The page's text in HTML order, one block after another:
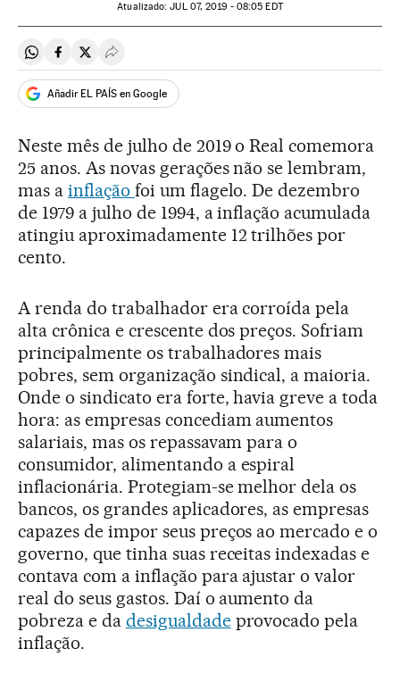
atualizado: JUL07, 2019 - 08:05 EDT
Compartir en Whatsapp
Compartir en Facebook
Compartir en Twitter
Desplegar Redes Sociales
Añadir EL PAÍS en Google
Neste mês de julho de 2019 o Real comemora
25 anos. As novas gerações não se lembram,
mas a inflação foi um flagelo. De dezembro
de 1979 a julho de 1994, a inflação acumulada
atingiu aproximadamente 12 trilhões por
cento.
A renda do trabalhador era corroída pela
alta crônica e crescente dos preços. Sofriam
principalmente os trabalhadores mais
pobres, sem organização sindical, a maioria.
Onde o sindicato era forte, havia greve a toda
hora: as empresas concediam aumentos
salariais, mas os repassavam para o
consumidor, alimentando a espiral
inflacionária. Protegiam-se melhor dela os
bancos, os grandes aplicadores, as empresas
capazes de impor seus preços ao mercado e o
governo, que tinha suas receitas indexadas e
contava com a inflação para ajustar o valor
real do seus gastos. Daí o aumento da
pobreza e da desigualdadeprovocado pela
inflação.